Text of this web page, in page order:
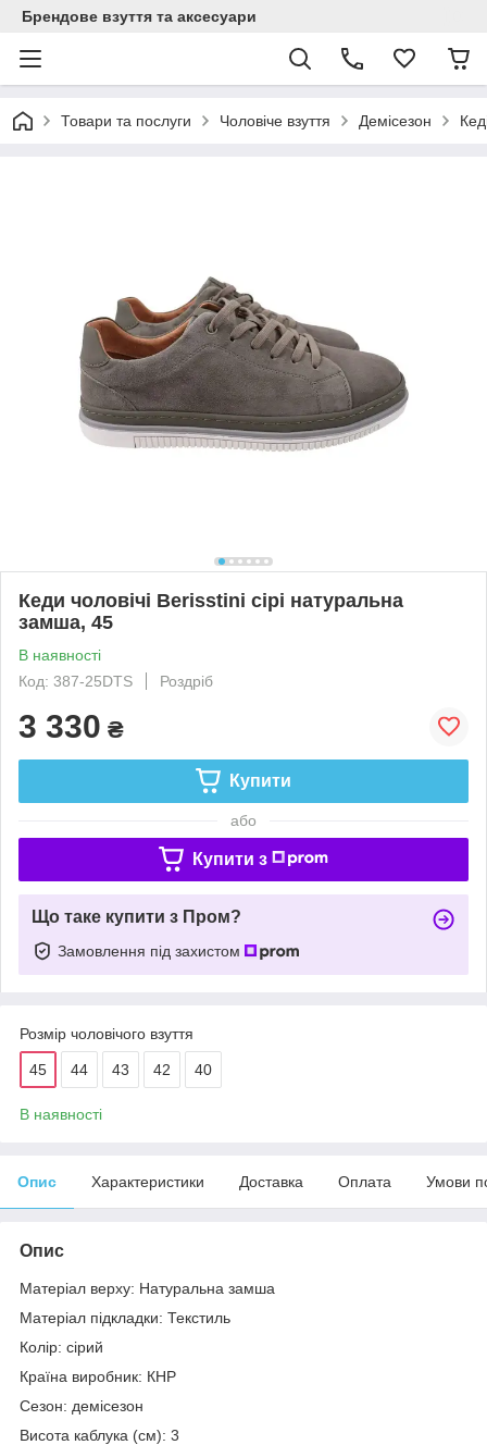
Брендове взуття та аксесуари
Товари та послуги Чоловіче взуття Демісезон
Кеди чоловічі Berisstini сірі натуральна
замша, 45
В наявності
Код: 387-25DTS
Роздріб
3 330 ₴
Купити
або
Купити з
Що таке купити з Пром?
Замовлення під захистом
Розмір чоловічого взуття
45 44 43 42 40
В наявності
Опис Характеристики Доставка Оплата Умови
Опис
Матеріал верху: Натуральна замша
Матеріал підкладки: Текстиль
Колір: сірий
Країна виробник: КНР
Сезон: демісезон
Висота каблука (см): 3